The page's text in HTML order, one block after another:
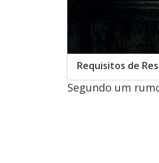
Requisitos de
Segundo um